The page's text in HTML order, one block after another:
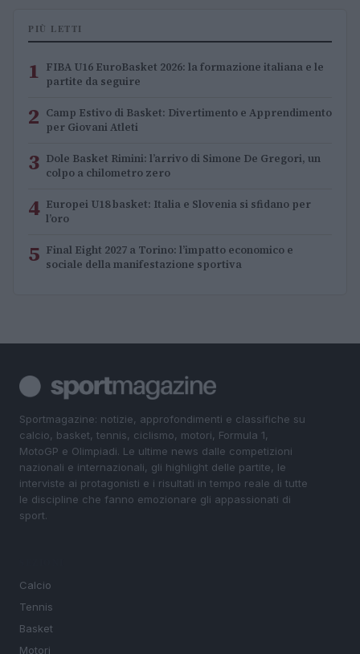
PIÙ LETTI
1 FIBA U16 EuroBasket 2026: la formazione italiana e le
partite da seguire
2 Camp Estivo di Basket: Divertimento e Apprendimento
per Giovani Atleti
3 Dole Basket Rimini: l’arrivo di Simone De Gregori, un
colpo a chilometro zero
4 Europei U18 basket: Italia e Slovenia si sfidano per
l’oro
5 Final Eight 2027 a Torino: l’impatto economico e
sociale della manifestazione sportiva
Sportmagazine: notizie, approfondimenti e classifiche su
calcio, basket, tennis, ciclismo, motori, Formula 1,
MotoGP e Olimpiadi. Le ultime news dalle competizioni
nazionali e internazionali, gli highlight delle partite, le
interviste ai protagonisti e i risultati in tempo reale di tutte
le discipline che fanno emozionare gli appassionati di
sport.
Calcio
Tennis
Basket
Motori